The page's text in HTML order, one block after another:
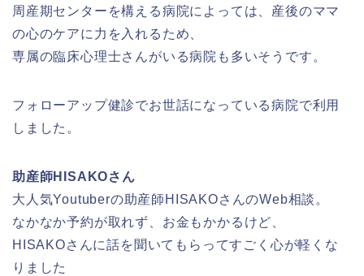
周産期センターを構える病院によっては、産後のママ
の心のケアに力を入れるため、
専属の臨床心理士さんがいる病院も多いそうです。
フォローアップ健診でお世話になっている病院で利用
しました。
助産師HISAKOさん
大人気Youtuberの助産師HISAKOさんのWeb相談。
なかなか予約が取れず、お金もかかるけど、
HISAKOさんに話を聞いてもらってすごく心が軽くな
りました